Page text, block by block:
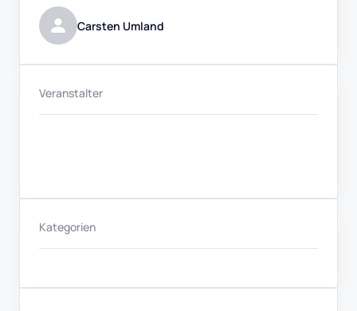
Carsten Umland
Veranstalter
Kategorien